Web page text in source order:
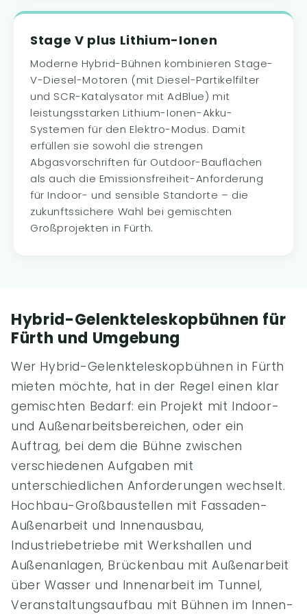
Stage V plus Lithium-Ionen
Moderne Hybrid-Bühnen kombinieren Stage-
V-Diesel-Motoren (mit Diesel-Partikelfilter
und SCR-Katalysator mit AdBlue) mit
leistungsstarken Lithium-Ionen-Akku-
Systemen für den Elektro-Modus. Damit
erfüllen sie sowohl die strengen
Abgasvorschriften für Outdoor-Bauflächen
als auch die Emissionsfreiheit-Anforderung
für Indoor- und sensible Standorte – die
zukunftssichere Wahl bei gemischten
Großprojekten in Fürth.
Hybrid-Gelenkteleskopbühnen für
Fürth und Umgebung
Wer Hybrid-Gelenkteleskopbühnen in Fürth
mieten möchte, hat in der Regel einen klar
gemischten Bedarf: ein Projekt mit Indoor-
und Außenarbeitsbereichen, oder ein
Auftrag, bei dem die Bühne zwischen
verschiedenen Aufgaben mit
unterschiedlichen Anforderungen wechselt.
Hochbau-Großbaustellen mit Fassaden-
Außenarbeit und Innenausbau,
Industriebetriebe mit Werkshallen und
Außenanlagen, Brückenbau mit Außenarbeit
über Wasser und Innenarbeit im Tunnel,
Veranstaltungsaufbau mit Bühnen im Innen-